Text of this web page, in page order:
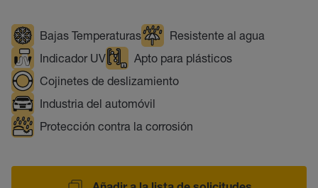
Bajas Temperaturas
Resistente al agua
Indicador UV
Apto para plásticos
Cojinetes de deslizamiento
Industria del automóvil
Protección contra la corrosión